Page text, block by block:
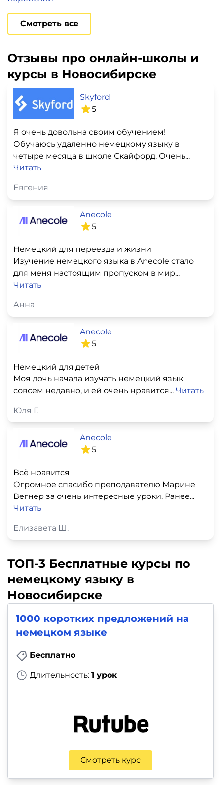
Смотреть все
Отзывы про онлайн-школы и
курсы в Новосибирске
Skyford
5
Я очень довольна своим обучением!
Обучаюсь удаленно немецкому языку в
четыре месяца в школе Скайфорд. Очень...
Читать
Евгения
Anecole
5
Немецкий для переезда и жизни
Изучение немецкого языка в Anecole стало
для меня настоящим пропуском в мир...
Читать
Анна
Anecole
5
Немецкий для детей
Моя дочь начала изучать немецкий язык
совсем недавно, и ей очень нравится... Читать
Юля Г.
Anecole
5
Всё нравится
Огромное спасибо преподавателю Марине
Вегнер за очень интересные уроки. Ранее...
Читать
Елизавета Ш.
ТОП-3 Бесплатные курсы по
немецкому языку в
Новосибирске
1000 коротких предложений на
немецком языке
Бесплатно
Длительность: 1 урок
Смотреть курс